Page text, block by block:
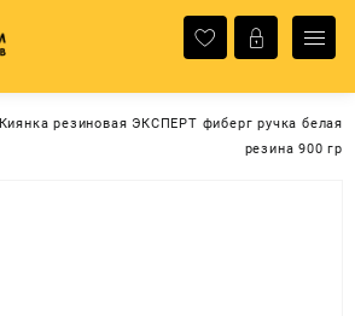
Киянка резиновая ЭКСПЕРТ фиберг ручка белая
резина 900 гр